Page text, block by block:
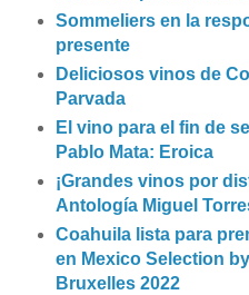
Sommeliers en la
presente
Deliciosos vinos de
Parvada
El vino para el fin de
Pablo Mata: Eroica
¡Grandes vinos por
Antología Miguel
Coahuila lista para
en Mexico Selection
Bruxelles 2022